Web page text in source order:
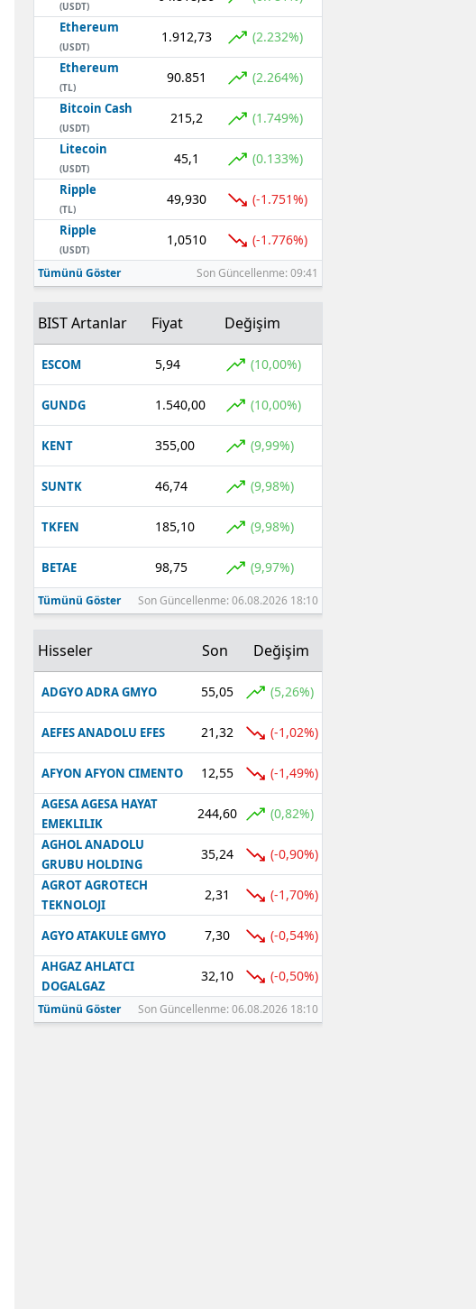
(USDT)
Ethereum
(USDT)
1.912,73 (2.232%)
Ethereum
(TL)
90.851 (2.264%)
Bitcoin Cash
(USDT)
215,2 (1.749%)
Litecoin
(USDT)
45,1 (0.133%)
Ripple
(TL)
49,930 (-1.751%)
Ripple
(USDT)
1,0510 (-1.776%)
Tümünü Göster Son Güncellenme: 09:41
BIST Artanlar Fiyat Değişim
ESCOM 5,94 (10,00%)
GUNDG 1.540,00 (10,00%)
KENT 355,00 (9,99%)
SUNTK 46,74 (9,98%)
TKFEN 185,10 (9,98%)
BETAE 98,75 (9,97%)
Tümünü Göster Son Güncellenme: 06.08.2026 18:10
Hisseler Son Değişim
ADGYO ADRA GMYO 55,05 (5,26%)
AEFES ANADOLU EFES 21,32 (-1,02%)
AFYON AFYON CIMENTO 12,55 (-1,49%)
AGESA AGESA HAYAT
EMEKLILIK
244,60 (0,82%)
AGHOL ANADOLU
GRUBU HOLDING
35,24 (-0,90%)
AGROT AGROTECH
TEKNOLOJI
2,31 (-1,70%)
AGYO ATAKULE GMYO 7,30 (-0,54%)
AHGAZ AHLATCI
DOGALGAZ
32,10 (-0,50%)
Tümünü Göster Son Güncellenme: 06.08.2026 18:10